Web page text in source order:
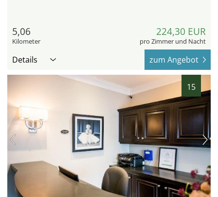
5,06
Kilometer
224,30 EUR
pro Zimmer und Nacht
Details zum Angebot
15